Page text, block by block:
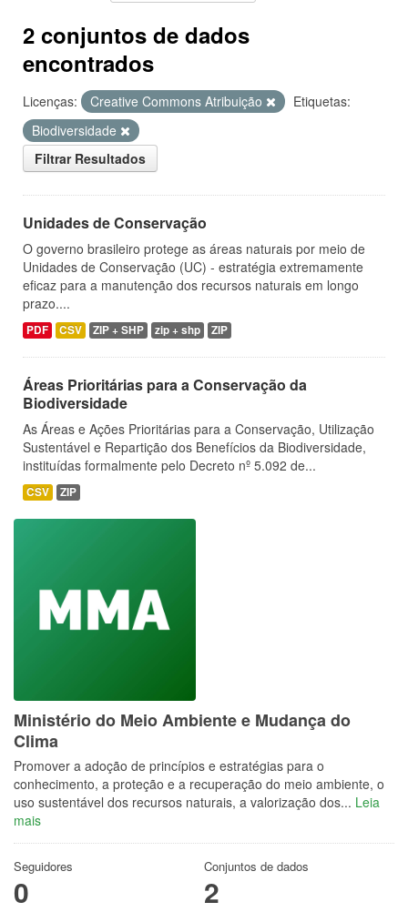
2 conjuntos de dados
encontrados
Licenças: Creative Commons Atribuição
Etiquetas:
Biodiversidade
Filtrar Resultados
Unidades de Conservação
O governo brasileiro protege as áreas naturais por meio de
Unidades de Conservação (UC) - estratégia extremamente
eficaz para a manutenção dos recursos naturais em longo
prazo....
PDF CSV ZIP + SHP zip + shp ZIP
Áreas Prioritárias para a Conservação da
Biodiversidade
As Áreas e Ações Prioritárias para a Conservação, Utilização
Sustentável e Repartição dos Benefícios da Biodiversidade,
instituídas formalmente pelo Decreto nº 5.092 de...
CSV ZIP
Ministério do Meio Ambiente e Mudança do
Clima
Promover a adoção de princípios e estratégias para o
conhecimento, a proteção e a recuperação do meio ambiente, o
uso sustentável dos recursos naturais, a valorização dos... Leia
mais
Seguidores
0
Conjuntos de dados
2